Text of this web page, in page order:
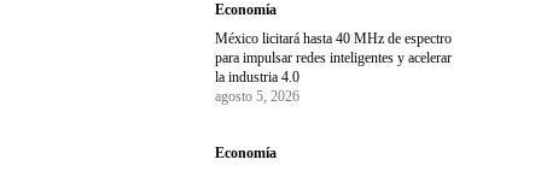
Economía
México licitará hasta 40 MHz de espectro
para impulsar redes inteligentes y acelerar
la industria 4.0
agosto 5, 2026
Economía